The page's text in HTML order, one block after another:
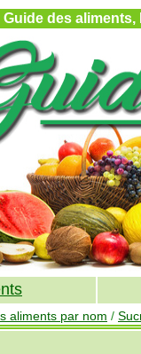
Guide des
aliments par nom /